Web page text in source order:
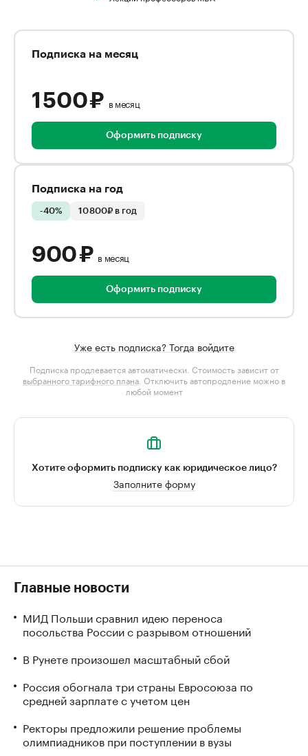
Подписка на месяц
1 500 ₽ в месяц
Оформить подписку
Подписка на год
-40% 10 800₽ в год
900 ₽ в месяц
Оформить подписку
Уже есть подписка? Тогда войдите
Подписка продлевается автоматически. Стоимость зависит от
выбранного тарифного плана . Отключить автопродление можно в
любой момент
Хотите оформить подписку как юридическое лицо?
Заполните форму
Главные новости
МИД Польши сравнил идею переноса
посольства России с разрывом отношений
В Рунете произошел масштабный сбой
Россия обогнала три страны Евросоюза по
средней зарплате с учетом цен
Ректоры предложили решение проблемы
олимпиадников при поступлении в вузы